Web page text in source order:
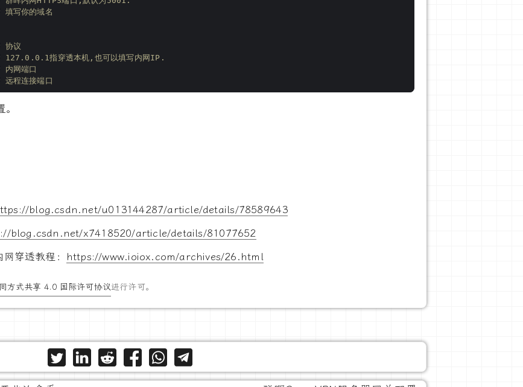
填写你的域名
协议
127.0.0.1指穿透本机,也可以填写内网IP.
内网端口
远程连接端口
blog.csdn.net/u013144287/article/details/78589643
blog.csdn.net/x7418520/article/details/81077652
穿透教程：
https://www.ioiox.com/archives/26.html
方式共享 4.0 国际许可协议进行许可。